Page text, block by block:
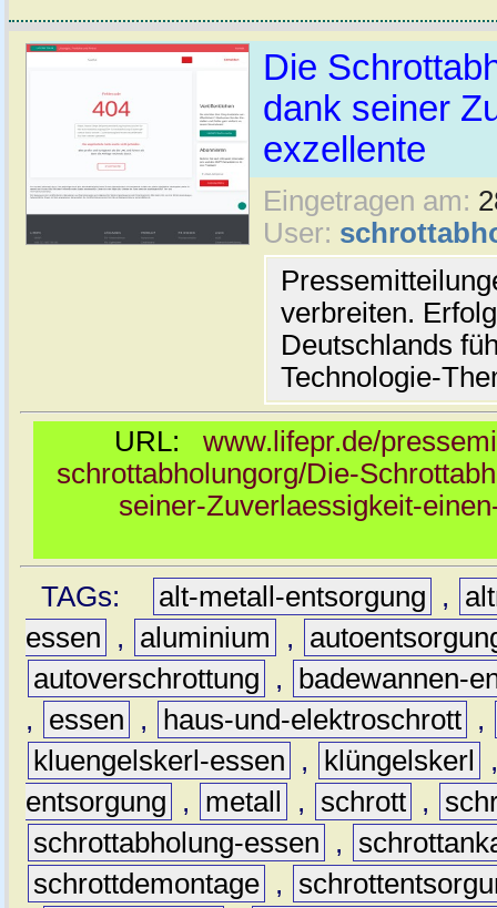
Die
dank seiner
exzellente
Eingetragen am:
User:
verbreiten.
Deutschlands
Technologie-
URL: www.lifepr.de/
schrottabholungorg/Die-
seiner-Zuverlaessigkeit-
TAGs: alt-metall-entsorgung ,
essen
, aluminium ,
autoverschrottung
,
badewannen-
,
essen , haus-und-elektroschrott ,
kluengelskerl-essen
, klüngelskerl
entsorgung
, metall , schrott ,
schrottabholung-essen
,
schrottdemontage ,